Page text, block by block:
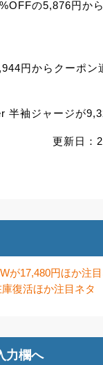
の5,876円か
円からクーポン
半袖ジャージが
更新日：
が17,480円ほか注
復活ほか注目ネタ
力欄へ